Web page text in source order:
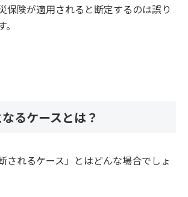
保険が適用されると断定するのは誤り
るケースとは？
されるケース」とはどんな場合でしょ